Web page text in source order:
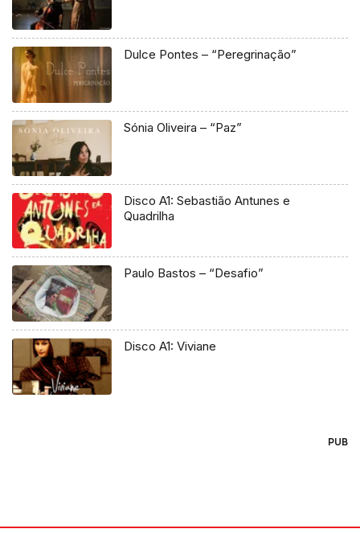
Dulce Pontes – “Peregrinação”
Sónia Oliveira – “Paz”
Disco A1: Sebastião Antunes e
Quadrilha
Paulo Bastos – “Desafio”
Disco A1: Viviane
PUB